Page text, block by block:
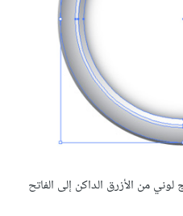
لوني من الأزرق الداكن إلى الفاتح